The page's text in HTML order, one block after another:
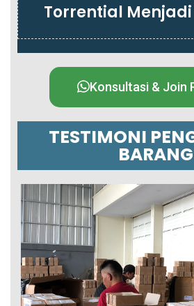
Torrential Menjadi
Konsultasi & Join
TESTIMONI
BARANG